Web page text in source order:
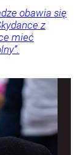
obawia się
z
mieć